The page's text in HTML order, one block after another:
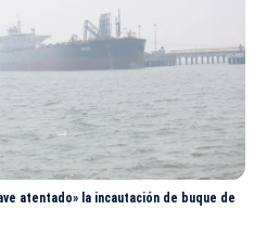
atentado» la incautación de buque de